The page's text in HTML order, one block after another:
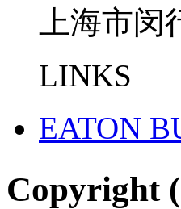
上海市
LINKS
EATON
Copyright